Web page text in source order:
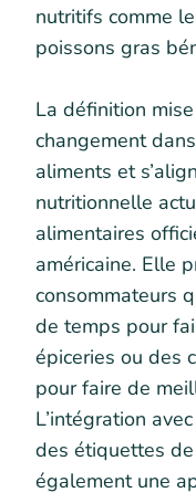
nutritifs comme
poissons gras
La définition
changement
aliments et
nutritionnelle
alimentaires
américaine. Elle
consommateurs
de temps pour
épiceries ou des
pour faire de
L’intégration
des étiquettes
également une